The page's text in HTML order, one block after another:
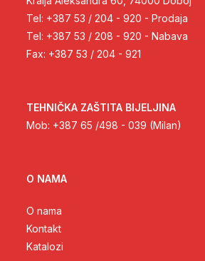
Tel: +387 53 / 204 - 920 - Prodaja
Tel: +387 53 / 208 - 920 - Nabava
Fax: +387 53 / 204 - 921
TEHNIČKA ZAŠTITA BIJELJINA
Mob: +387 65 /498 - 039 (Milan)
O NAMA
O nama
Kontakt
Katalozi